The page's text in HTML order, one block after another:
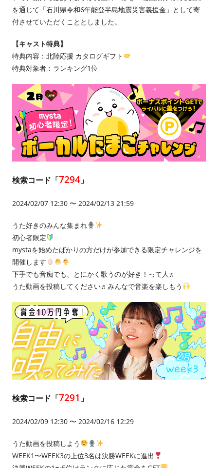
を通じて「石川県令和6年能登半島地震災害義援金」として寄
付させていただくこととしました。
【キャスト特典】
特典内容：北陸応援 カタログギフト
特典対象者：ランキング1位
検索コード「7294 」
2024/02/07 12:30 〜 2024/02/13 21:59
うた好きのみんな集まれ
初心者限定
mystaを始めたばかりの方だけが参加できる限定チャレンジを
開催します
下手でも音痴でも、とにかく歌うのが好き！って人♬
うた動画を投稿してください♬みんなで音楽を楽しもう
検索コード「7291 」
2024/02/09 12:30 〜 2024/02/16 12:29
うた動画を投稿しよう
WEEK1〜WEEK3の上位3名は決勝WEEKに進出